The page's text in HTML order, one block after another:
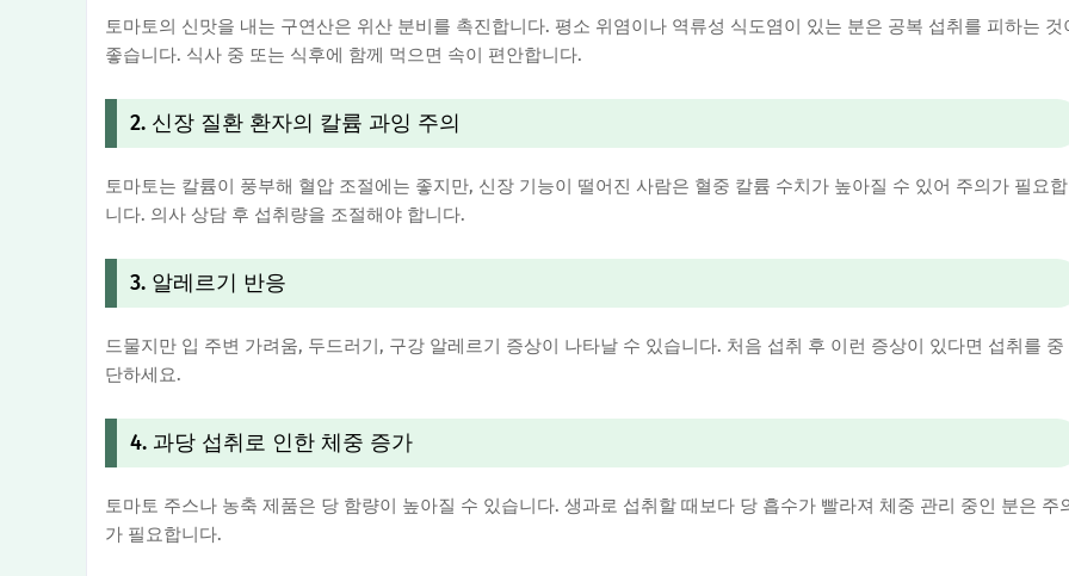
토마토의 신맛을 내는 구연산은 위산 분비를 촉진합니다. 평소 위염이나 역류성 식도염이 있는 분은 공복 섭취를 피하는 것
좋습니다. 식사 중 또는 식후에 함께 먹으면 속이 편안합니다.
2. 신장 질환 환자의 칼륨 과잉 주의
토마토는 칼륨이 풍부해 혈압 조절에는 좋지만, 신장 기능이 떨어진 사람은 혈중 칼륨 수치가 높아질 수 있어 주의가 필요합
니다. 의사 상담 후 섭취량을 조절해야 합니다.
3. 알레르기 반응
드물지만 입 주변 가려움, 두드러기, 구강 알레르기 증상이 나타날 수 있습니다. 처음 섭취 후 이런 증상이 있다면 섭취를 중
단하세요.
4. 과당 섭취로 인한 체중 증가
토마토 주스나 농축 제품은 당 함량이 높아질 수 있습니다. 생과로 섭취할 때보다 당 흡수가 빨라져 체중 관리 중인 분은 주
가 필요합니다.